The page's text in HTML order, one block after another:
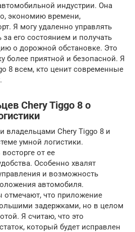
индустрии. Она
экономию времени,
Я могу удаленно управлять
его состоянием и получать
о дорожной обстановке. Это
более приятной и безопасной. Я
8 всем, кто ценит современные
Chery Tiggo 8 о
владельцами Chery Tiggo 8 и
умной логистики.
от ее
Особенно хвалят
и возможность
автомобиля.
что приложение
задержками, но в целом
Я считаю, что это
который будет исправлен